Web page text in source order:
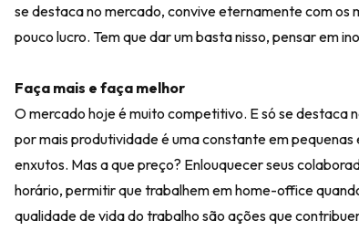
se destaca no mercado, convive eternamente com
pouco lucro. Tem que dar um basta nisso, pensar em
Faça mais e faça melhor
O mercado hoje é muito competitivo. E só se destaca
por mais produtividade é uma constante em
enxutos. Mas a que preço? Enlouquecer seus
horário, permitir que trabalhem em home-office
qualidade de vida do trabalho são ações que